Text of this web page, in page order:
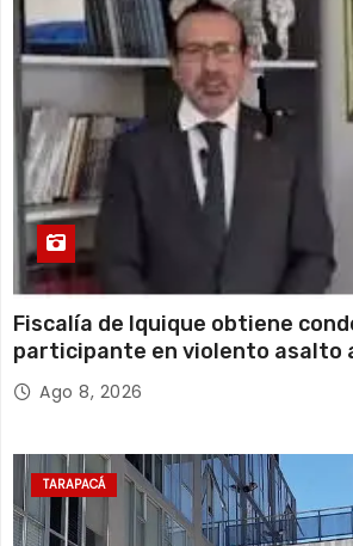
15 de agosto
Sábado 19°C
Fiscalía de Iquique obtiene
participante en violento asalto
Ago 8, 2026
TARAPACÁ